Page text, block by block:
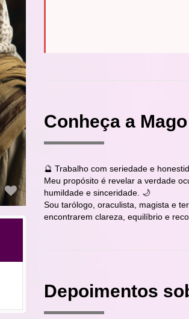
Conheça a
🔮 Trabalho com seriedade e
Meu propósito é revelar a verdade
humildade e sinceridade. 🌙
Sou tarólogo, oraculista, magista e
encontrarem clareza, equilíbrio e
Depoimentos